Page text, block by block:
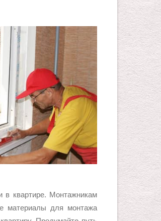
квартире. Монтажникам
материалы для монтажа